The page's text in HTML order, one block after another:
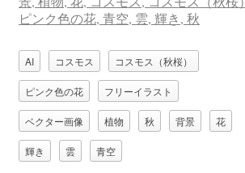
AI コスモス コスモス（秋桜）
ピンク色の花 フリーイラスト
ベクター画像 植物 秋 背景 花
輝き 雲 青空